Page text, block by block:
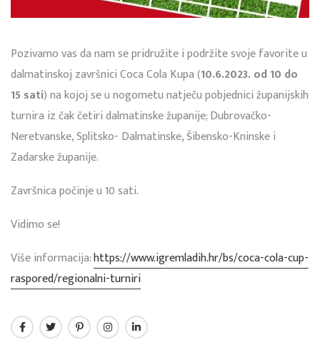
Pozivamo vas da nam se pridružite i podržite svoje favorite u
dalmatinskoj završnici Coca Cola Kupa (10.6.2023. od 10 do
15 sati) na kojoj se u nogometu natječu pobjednici županijskih
turnira iz čak četiri dalmatinske županije; Dubrovačko-
Neretvanske, Splitsko- Dalmatinske, Šibensko-Kninske i
Zadarske županije.
Završnica počinje u 10 sati.
Vidimo se!
Više informacija:https://www.igremladih.hr/bs/coca-cola-cup-
raspored/regionalni-turniri